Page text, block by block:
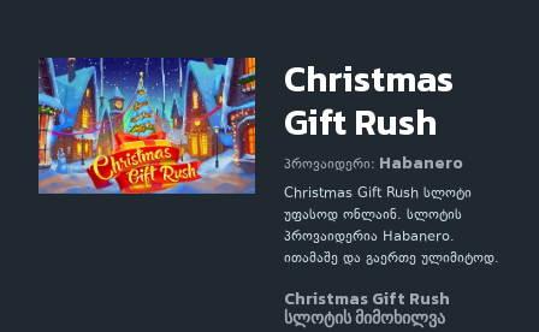
Christmas
Gift Rush
პროვაიდერი: Habanero
Christmas Gift Rush სლოტი
უფასოდ ონლაინ. სლოტის
პროვაიდერია Habanero.
ითამაშე და გაერთე ულიმიტოდ.
Christmas Gift Rush
სლოტის მიმოხილვა